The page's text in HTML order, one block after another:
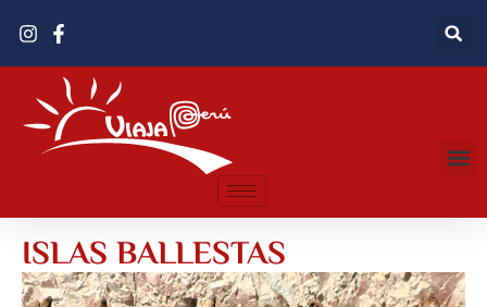
ISLAS BALLESTAS